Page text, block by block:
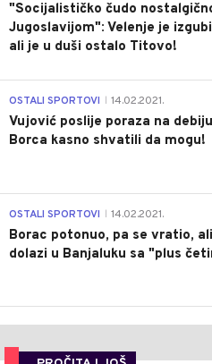
"Socijalističko čudo
Jugoslavijom": Velenje je
ali je u duši ostalo Titovo!
OSTALI SPORTOVI 14.02.2021.
Vujović poslije poraza na
Borca kasno shvatili da mogu!
OSTALI SPORTOVI 14.02.2021.
Borac potonuo, pa se vratio,
dolazi u Banjaluku sa "plus